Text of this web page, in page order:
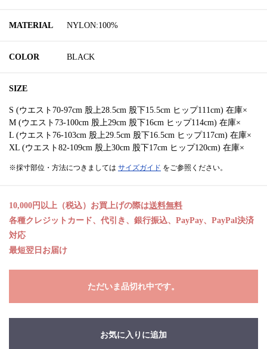
MATERIAL NYLON:100%
COLOR BLACK
SIZE
S (ウエスト70-97cm 股上28.5cm 股下15.5cm ヒップ111cm) 在庫×
M (ウエスト73-100cm 股上29cm 股下16cm ヒップ114cm) 在庫×
L (ウエスト76-103cm 股上29.5cm 股下16.5cm ヒップ117cm) 在庫×
XL (ウエスト82-109cm 股上30cm 股下17cm ヒップ120cm) 在庫×
※採寸部位・方法につきましては サイズガイド をご参照ください。
10,000円以上（税込）お買上げの際は送料無料
各種クレジットカード、代引き、銀行振込、PayPay、PayPal決済
対応
最短翌日お届け
ただいま品切れ中です。
お気に入りに追加